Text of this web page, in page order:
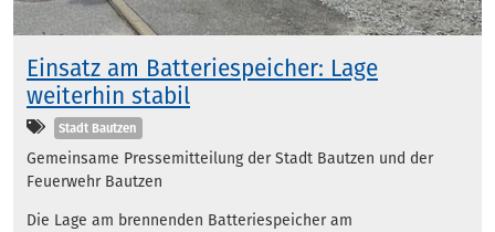
Einsatz am Batteriespeicher: Lage
weiterhin stabil
Kategorien
Stadt Bautzen
Gemeinsame Pressemitteilung der Stadt Bautzen und der
Feuerwehr Bautzen
Die Lage am brennenden Batteriespeicher am